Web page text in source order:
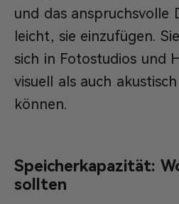
und das anspruchsvolle
leicht, sie einzufügen.
sich in Fotostudios und
visuell als auch
können.
Speicherkapazität:
sollten